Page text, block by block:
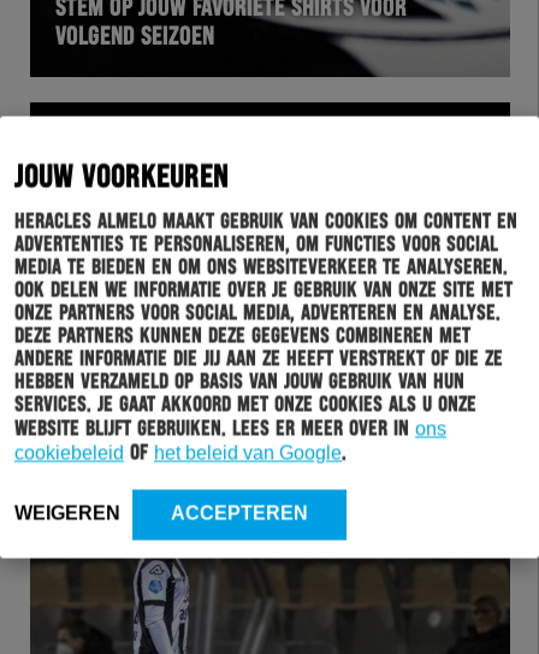
JOUW VOORKEUREN
Heracles Almelo maakt gebruik van cookies om content en
advertenties te personaliseren, om functies voor social
media te bieden en om ons websiteverkeer te analyseren.
Ook delen we informatie over je gebruik van onze site met
onze partners voor social media, adverteren en analyse.
Deze partners kunnen deze gegevens combineren met
andere informatie die jij aan ze heeft verstrekt of die ze
hebben verzameld op basis van jouw gebruik van hun
services. Je gaat akkoord met onze cookies als u onze
website blijft gebruiken. Lees er meer over in ons
cookiebeleid of het beleid van Google.
WEIGEREN ACCEPTEREN
STEM OP JOUW FAVORIETE SHIRTS VOOR
VOLGEND SEIZOEN
ESPORTS 11-11-2020
EDIVISIE START 17 NOVEMBER